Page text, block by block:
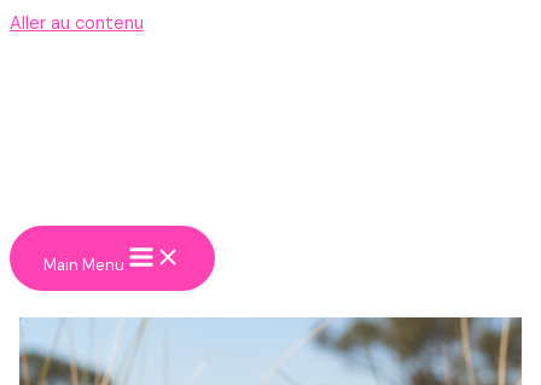
Aller au contenu
Main Menu